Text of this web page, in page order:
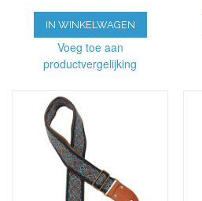
IN WINKELWAGEN
Voeg toe aan
productvergelijking